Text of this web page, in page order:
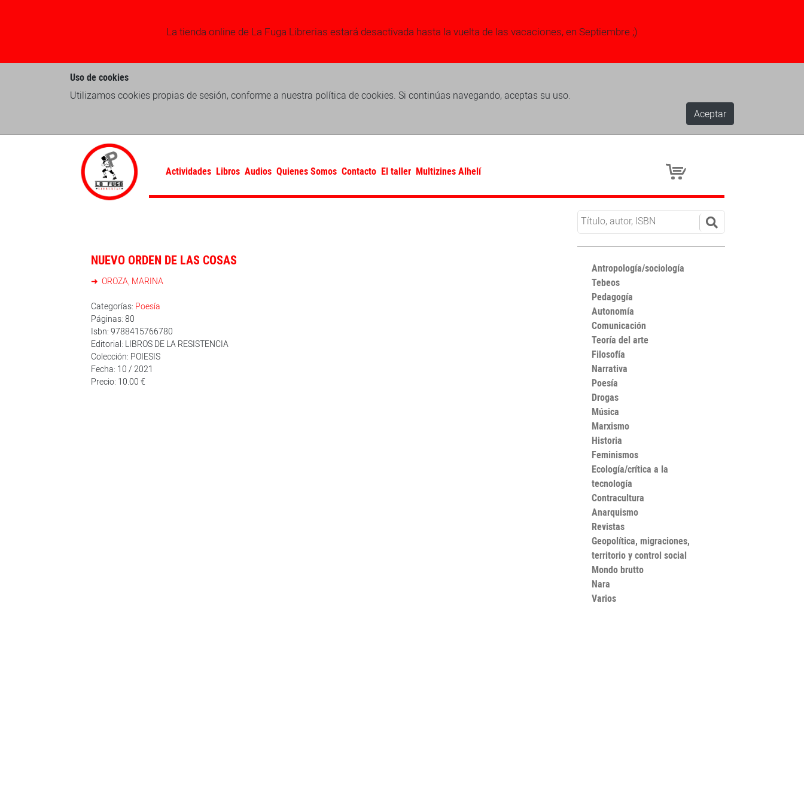
La tienda online de La Fuga Librerias estará desactivada hasta la vuelta de las vacaciones, en Septiembre ;)
Uso de cookies
Utilizamos cookies propias de sesión, conforme a nuestra política de cookies. Si continúas navegando, aceptas su uso.
Aceptar
Actividades Libros Audios Quienes Somos Contacto El taller Multizines Alhelí
NUEVO ORDEN DE LAS COSAS
OROZA, MARINA
Categorías: Poesía
Páginas: 80
Isbn: 9788415766780
Editorial: LIBROS DE LA RESISTENCIA
Colección: POIESIS
Fecha: 10 / 2021
Precio: 10.00 €
Antropología/sociología
Tebeos
Pedagogía
Autonomía
Comunicación
Teoría del arte
Filosofía
Narrativa
Poesía
Drogas
Música
Marxismo
Historia
Feminismos
Ecología/crítica a la
tecnología
Contracultura
Anarquismo
Revistas
Geopolítica, migraciones,
territorio y control social
Mondo brutto
Nara
Varios